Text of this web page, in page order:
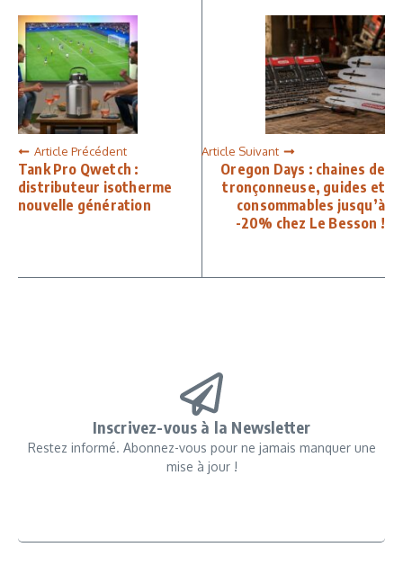
Article Précédent
Tank Pro Qwetch :
distributeur isotherme
nouvelle génération
Article Suivant
Oregon Days : chaines de
tronçonneuse, guides et
consommables jusqu’à
-20% chez Le Besson !
Inscrivez-vous à la Newsletter
Restez informé. Abonnez-vous pour ne jamais manquer une
mise à jour !